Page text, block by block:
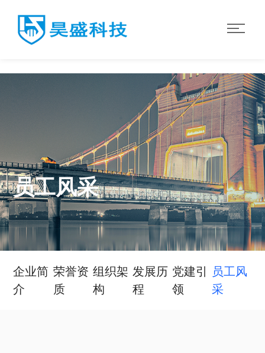
员工风采
企业简
介
荣誉资
质
组织架
构
发展历
程
党建引
领
员工风
采